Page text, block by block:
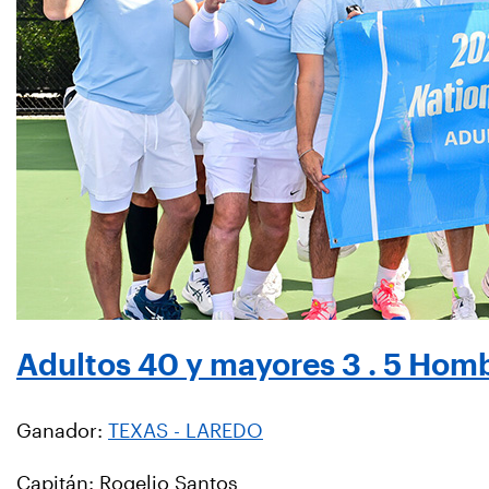
Adultos 40 y mayores 3 . 5
Ganador: TEXAS - LAREDO
Capitán: Rogelio Santos